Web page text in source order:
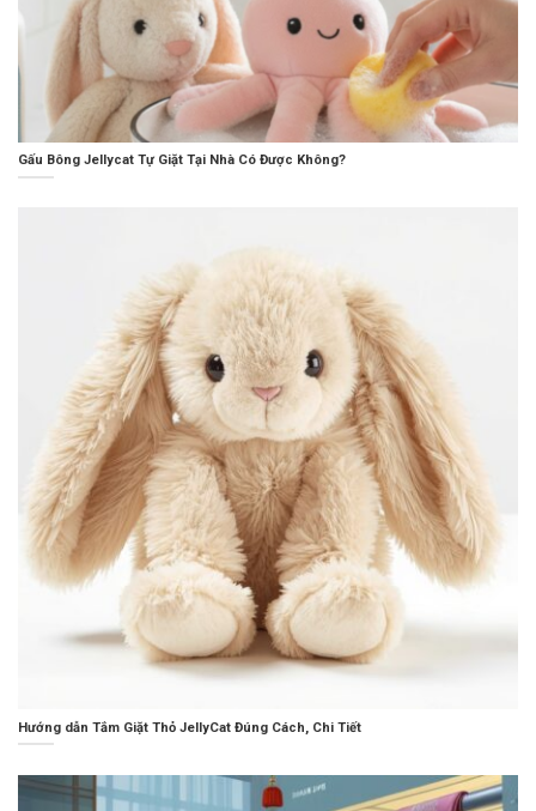
Gấu Bông Jellycat Tự Giặt Tại Nhà Có Được Không?
Hướng dẫn Tắm Giặt Thỏ JellyCat Đúng Cách, Chi Tiết